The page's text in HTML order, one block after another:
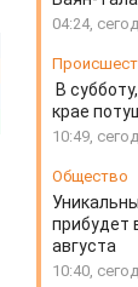
04:24,
В
крае
10:49,
Общество
прибудет
августа
10:40,